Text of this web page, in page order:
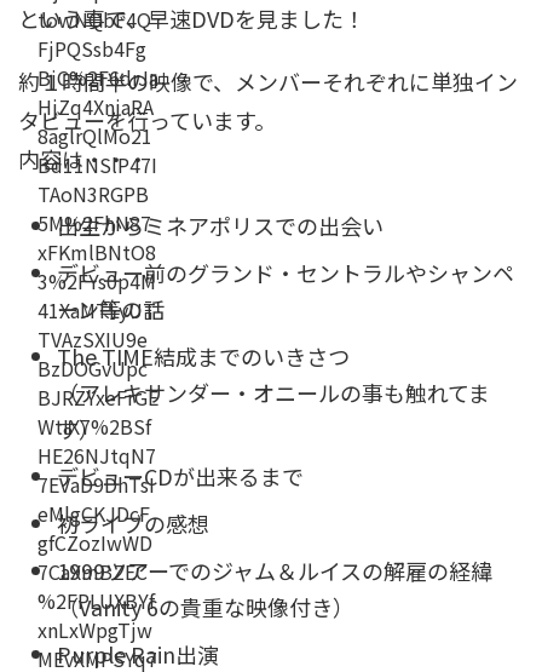
という事で、早速DVDを見ました！
約１時間半の映像で、メンバーそれぞれに単独イン
タビューを行っています。
内容は・・・
出生からミネアポリスでの出会い
デビュー前のグランド・セントラルやシャンペ
ーン等の話
The TIME結成までのいきさつ
（アレキサンダー・オニールの事も触れてま
す）
デビューCDが出来るまで
初ライブの感想
1999ツアーでのジャム＆ルイスの解雇の経緯
（Vanity 6の貴重な映像付き）
Purple Rain出演